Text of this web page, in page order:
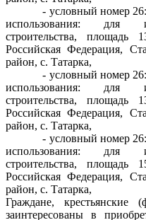
- условный номер
использования: для
строительства, площадь
Российская Федерация,
район, с. Татарка,
- условный номер
использования: для
строительства, площадь
Российская Федерация,
район, с. Татарка,
- условный номер
использования: для
строительства, площадь
Российская Федерация,
район, с. Татарка,
Граждане, крестьянские
заинтересованы в